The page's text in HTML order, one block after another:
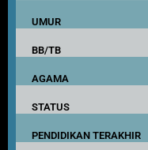
UMUR
BB/TB
AGAMA
STATUS
PENDIDIKAN TERAKHIR